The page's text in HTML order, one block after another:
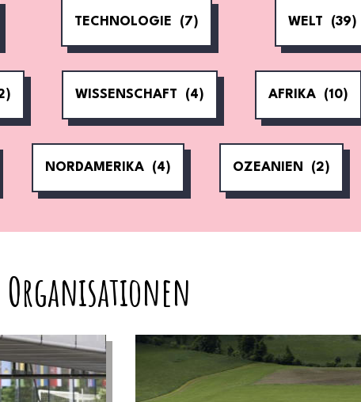
TECHNOLOGIE (7) WELT (39)
WISSENSCHAFT (4) AFRIKA (10)
NORDAMERIKA (4) OZEANIEN (2)